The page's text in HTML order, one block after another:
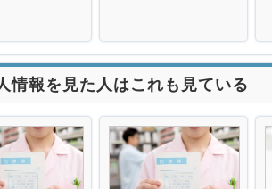
情報を見た人はこれも見ている